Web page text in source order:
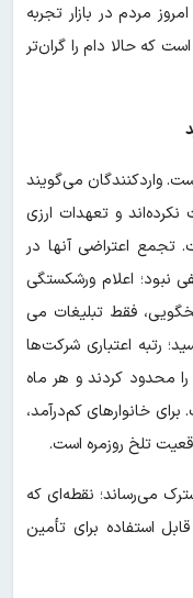
مردم در بازار تجربه
که حالا دام را گران‌تر
واردکنندگان می‌گویند
و تعهدات ارزی
تجمع اعتراضی آنها در
نبود؛ اعلام ورشکستگی
فقط تبلیغات می
رتبه اعتباری شرکت‌ها
محدود کردند و هر ماه
خانوارهای کم‌درآمد،
تلخ روزمره است.
می‌رساند؛ نقطه‌ای که
استفاده برای تأمین